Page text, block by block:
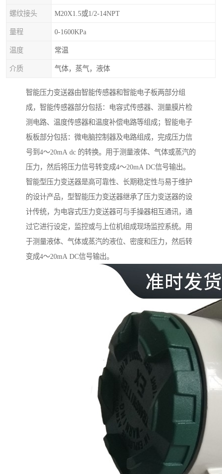
螺纹接头 M20X1.5或1/2-14NPT
量程 0-1600KPa
温度 常温
介质 气体，蒸气，液体
智能压力变送器由智能传感器和智能电子板两部分组
成，智能传感器部分包括：电容式传感器、测量膜片检
测电路、温度传感器和温度补偿电路等组成；智能电子
板板部分包括：微电脑控制器及电路组成，完成压力信
号到4～20mA dc 的转换。用于测量液体、气体或蒸汽的
压力，然后将压力信号转变成4～20mA DC信号输出。
智能型压力变送器是高可靠性、长期稳定性与易于维护
的设计产品，型智能压力变送器继承了压力变送器的设
计传统，为电容式压力变送器可与手操器相互通讯，通
过它进行设定，监控或与上位机组成现场监控系统。用
于测量液体、气体或蒸汽的液位、密度和压力，然后转
变成4～20mA DC信号输出。